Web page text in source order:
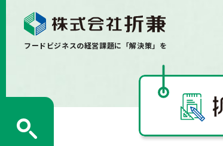
フードビジネスの経営課題に「解決策」を